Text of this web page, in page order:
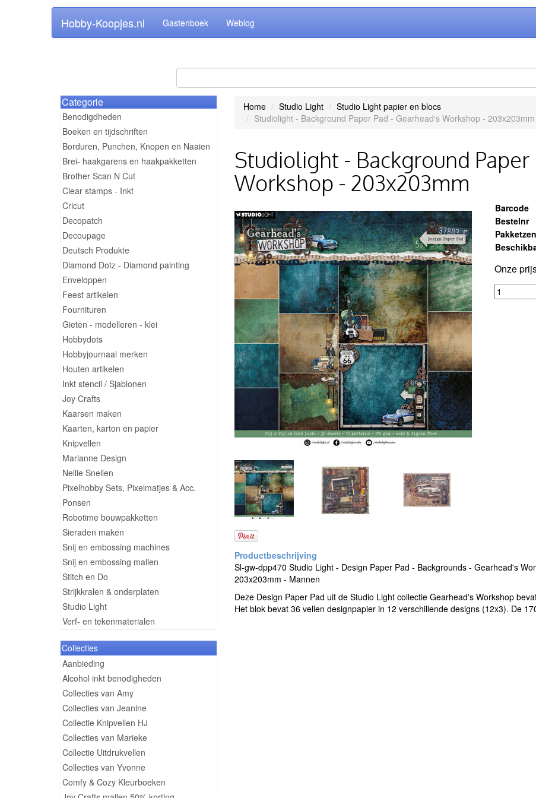
Hobby-Koopjes.nl Gastenboek Weblog
Categorie
Benodigdheden
Boeken en tijdschriften
Borduren, Punchen, Knopen en Naaien
Brei- haakgarens en haakpakketten
Brother Scan N Cut
Clear stamps - Inkt
Cricut
Decopatch
Decoupage
Deutsch Produkte
Diamond Dotz - Diamond painting
Enveloppen
Feest artikelen
Fournituren
Gieten - modelleren - klei
Hobbydots
Hobbyjournaal merken
Houten artikelen
Inkt stencil / Sjablonen
Joy Crafts
Kaarsen maken
Kaarten, karton en papier
Knipvellen
Marianne Design
Nellie Snellen
Pixelhobby Sets, Pixelmatjes & Acc.
Ponsen
Robotime bouwpakketten
Sieraden maken
Snij en embossing machines
Snij en embossing mallen
Stitch en Do
Strijkkralen & onderplaten
Studio Light
Verf- en tekenmaterialen
Collecties
Aanbieding
Alcohol inkt benodigheden
Collecties van Amy
Collecties van Jeanine
Collectie Knipvellen HJ
Collecties van Marieke
Collectie Uitdrukvellen
Collecties van Yvonne
Comfy & Cozy Kleurboeken
Home Studio Light
Studio Light papier en blocs
Studiolight - Background Paper Pad - Gearhead's Workshop - 203x203mm
Studiolight - Background Paper
Workshop - 203x203mm
Barcode
Bestelnr
Onze
Sl-gw-dpp470 Studio Light - Design Paper Pad - Backgrounds - Gearhead's
203x203mm - Mannen
Deze Design Paper Pad uit de Studio Light collectie Gearhead's Workshop
Het blok bevat 36 vellen designpapier in 12 verschillende designs (12x3). De